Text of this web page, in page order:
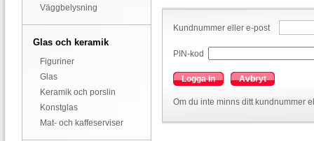
Väggbelysning
Glas och keramik
Figuriner
Glas
Keramik och porslin
Konstglas
Mat- och kaffeserviser
Kundnummer eller e-post
PIN-kod
Logga in Avbryt
Om du inte minns ditt kundnummer